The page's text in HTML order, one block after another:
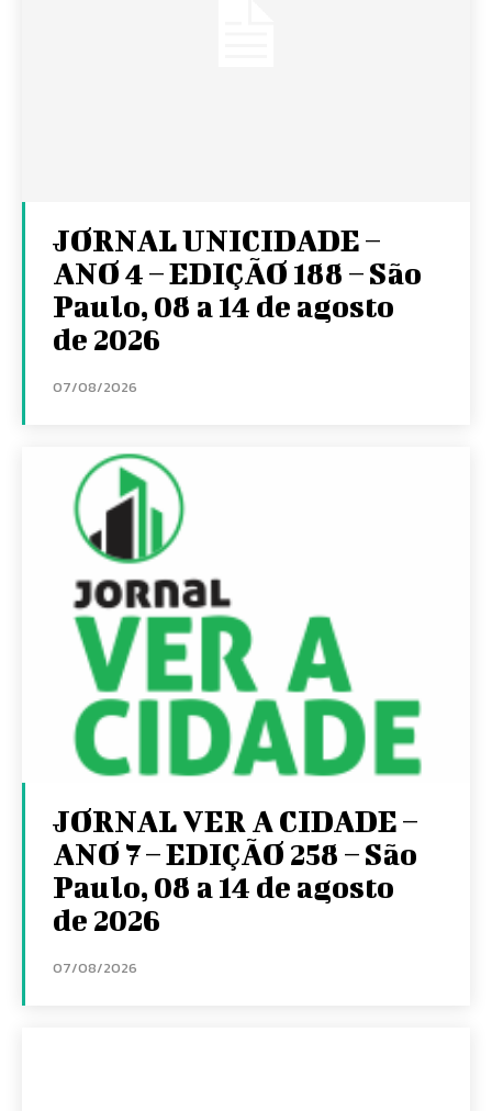
JORNAL UNICIDADE –
ANO 4 – EDIÇÃO 188 – São
Paulo, 08 a 14 de agosto
de 2026
07/08/2026
JORNAL VER A CIDADE –
ANO 7 – EDIÇÃO 258 – São
Paulo, 08 a 14 de agosto
de 2026
07/08/2026